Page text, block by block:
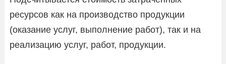
ресурсов как на производство продукции
(оказание услуг, выполнение работ), так и на
реализацию услуг, работ, продукции.